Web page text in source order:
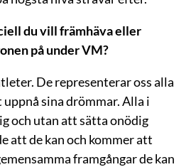
du vill främhäva eller
på under VM?
De representerar oss alla
sina drömmar. Alla i
och utan att sätta onödig
att de kan och kommer att
framgångar de kan